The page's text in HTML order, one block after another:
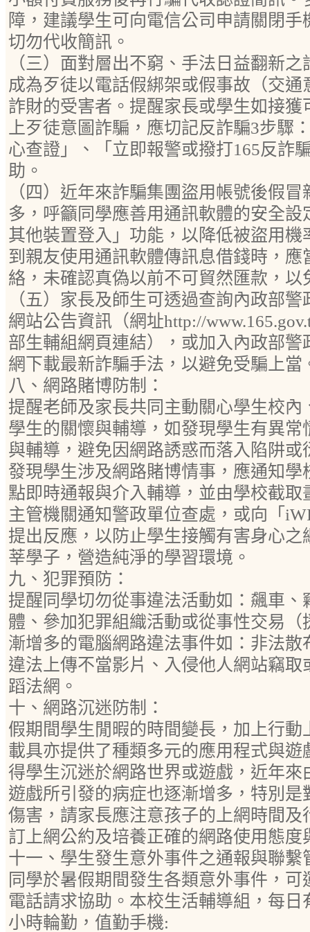
障，建議學生可向電信公司申請關閉
切勿代收簡訊。
（三）面對層出不窮、手法日益翻新
成為歹徒以電話假綁架或假事故（交
詐財的受害者。提醒家長或學生如接
上歹徒意圖詐騙，應切記反詐騙3步驟
心查證」、「立即報警或撥打165反詐
助。
（四）近年來詐騙集團盜用帳號後假
多，呼籲同學應善用通訊軟體的安全
其他裝置登入」功能，以降低被盜用
到親友使用通訊軟體傳訊息借錢時，應
絡，未確認真偽以前不可貿然匯款，以
（五）家長及師生可透過查詢內政部
網站公告資訊（網址http://
部生輔組網頁連結），或加入內政部警
網下載最新詐騙手法，以避免受騙上當
八、網路賭博防制：
提醒老師及家長共同主動關心學生校
學生的關懷與輔導，如發現學生有異
與輔導，避免因網路誘惑而落入陷阱
發現學生涉及網路賭博情事，應通知
點即時通報與介入輔導，並由學校截
主管機關通知警政單位查處，或向「
提出反應，以防止學生接觸有害身心
莘學子，營造純淨的學習環境。
九、犯罪預防：
提醒同學切勿從事違法活動如：飆車
體、參加犯罪組織活動或從事性交易
漸增多的電腦網路違法事件如：非法
違法上傳不當影片、入侵他人網站竊
蹈法網。
十、網路沉迷防制：
假期間學生閒暇的時間變長，加上行
載具亦提供了種類多元的應用程式與
得學生沉迷於網路世界或遊戲，近年來
遊戲所引發的病症也逐漸增多，特別
傷害，請家長應注意孩子的上網時間及
訂上網公約及培養正確的網路使用態度
十一、學生發生意外事件之通報與聯繫
同學於暑假期間發生各類意外事件，
電話請求協助。本校生活輔導組，每日
小時輪勤，值勤手機: